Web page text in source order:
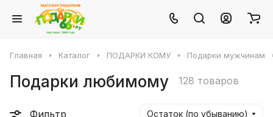
Главная Каталог ПОДАРКИ КОМУ Подарки мужчинам
Подарки любимому 128 товаров
Фильтр Остаток (по убыванию)